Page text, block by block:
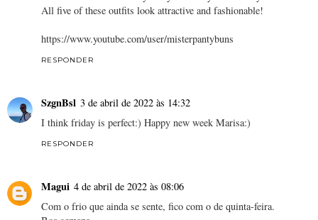
All five of these outfits look attractive and fashionable!
https://www.youtube.com/user/misterpantybuns
RESPONDER
SzgnBsl 3 de abril de 2022 às 14:32
I think friday is perfect:) Happy new week Marisa:)
RESPONDER
Magui 4 de abril de 2022 às 08:06
Com o frio que ainda se sente, fico com o de quinta-feira.